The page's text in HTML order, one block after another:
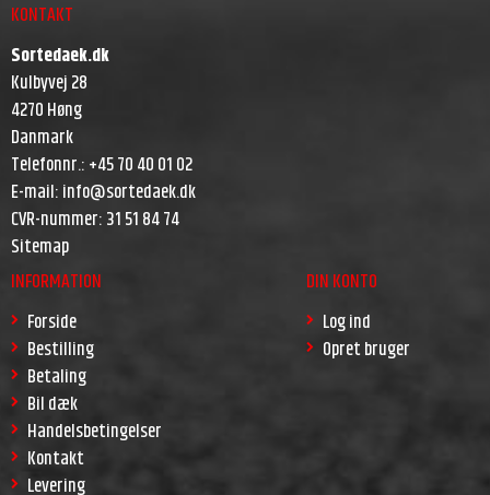
KONTAKT
Sortedaek.dk
Kulbyvej 28
4270 Høng
Danmark
Telefonnr.:+45 70 40 01 02
E-mail:info@sortedaek.dk
CVR-nummer:31 51 84 74
Sitemap
INFORMATION
Forside
Bestilling
Betaling
Bil dæk
Handelsbetingelser
Kontakt
Levering
DIN KONTO
Log ind
Opret bruger